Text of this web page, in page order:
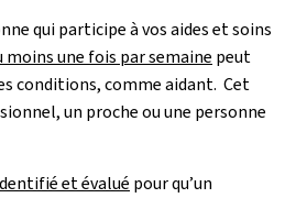
qui participe à vos aides et soins
une fois par semaine peut
conditions, comme aidant. Cet
un proche ou une personne
et évalué pour qu’un